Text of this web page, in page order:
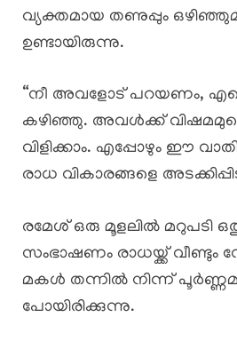
വ്യക്തമായ തണുപ്പും
ഉണ്ടായിരുന്നു.
“നീ അവളോട് പറയണം,
കഴിഞ്ഞു. അവൾക്ക്
വിളിക്കാം. എപ്പോഴും ഈ
രാധ വികാരങ്ങളെ
രമേശ് ഒരു മൂളലിൽ മറുപടി
സംഭാഷണം രാധയ്ക്ക് വീണ്ടും
മകൾ തന്നിൽ നിന്ന്
പോയിരിക്കുന്നു.